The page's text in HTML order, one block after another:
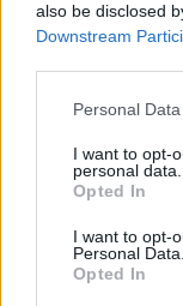
also be disclosed
Downstream
Please note that
not limited to your
grant or deny
use your data for
consent section.
Personal
I want to opt-
personal data.
Opted In
I want to opt-
Personal Data.
Opted In